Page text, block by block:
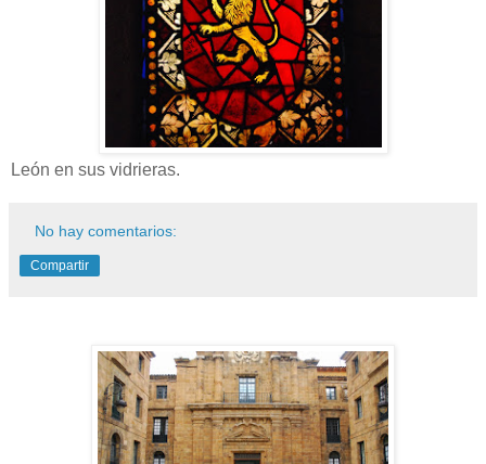
León en sus vidrieras.
No hay comentarios:
Compartir